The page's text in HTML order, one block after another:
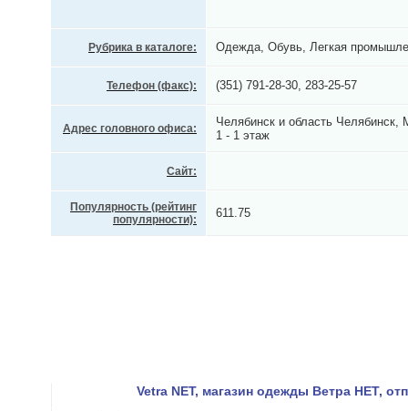
Рубрика в каталоге: Одежда, Обувь, Легкая
Телефон (факс): (351) 791-28-30, 283-25-57
Адрес головного офиса:
Челябинск и область Челябинск,
1 - 1 этаж
Сайт:
Популярность (рейтинг
популярности):
611.75
Vetra NET, магазин одежды Ветра НЕТ,